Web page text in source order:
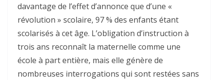
davantage de l’effet d’annonce que d’une «
révolution » scolaire, 97 % des enfants étant
scolarisés à cet âge. L’obligation d’instruction à
trois ans reconnaît la maternelle comme une
école à part entière, mais elle génère de
nombreuses interrogations qui sont restées sans